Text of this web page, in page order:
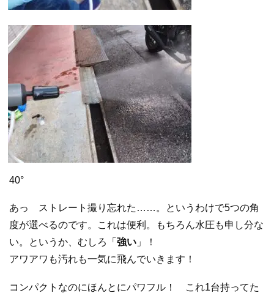
40°
あっ ストレート撮り忘れた……。というわけで5つの角
度が選べるのです。これは便利。もちろん水圧も申し分な
い。というか、むしろ「 強い 」！
アワアワも汚れも一気に飛んでいきます！
コンパクトなのにほんとにパワフル！ これ1台持ってた